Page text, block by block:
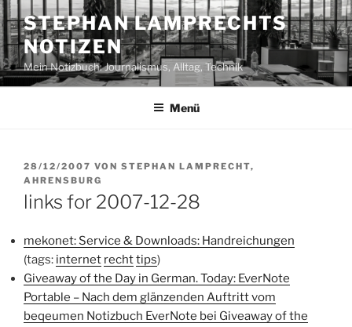
Zum
Inhalt
springen
STEPHAN LAMPRECHTS
NOTIZEN
Mein Notizbuch: Journalismus, Alltag, Technik
Menü
VERÖFFENTLICHT
AM
28/12/2007 VON STEPHAN LAMPRECHT,
AHRENSBURG
links for 2007-12-28
mekonet: Service & Downloads: Handreichungen
(tags: internet rechttips)
Giveaway of the Day in German. Today: EverNote
Portable – Nach dem glänzenden Auftritt vom
beqeumen Notizbuch EverNote bei Giveaway of the